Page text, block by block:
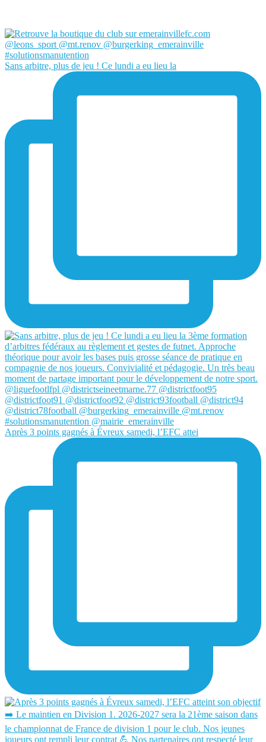
Sans arbitre, plus de jeu ! Ce lundi a eu lieu la
Après 3 points gagnés à Évreux samedi, l’EFC attei